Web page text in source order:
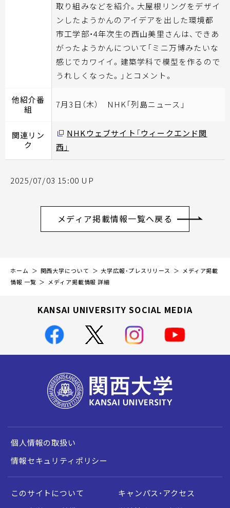
取り組みなどを紹介。大屋根リングをデザイ
ンしたようかんのアイデアを出した環境都
市工学部・4年次生の西山美里さんは、できあ
がったようかんについて「ミニ万博みたいな
感じでカワイイ。建築学科で模型を作るので
うれしくなった。」とコメント。
他紹介番
組
7月3日（木） NHK「列島ニュース」
関連リン
ク
NHKウェブサイト「ウィークエンド関
西」
2025/07/03 15:00 UP
メディア掲載情報一覧へ戻る
ホーム 関西大学について 大学広報・プレスリリース
メディア掲載
情報 一覧
メディア掲載情報 詳細
KANSAI UNIVERSITY SOCIAL MEDIA
個人情報の取扱い
情報セキュリティポリシー
このサイトについて
キャンパス・アクセス